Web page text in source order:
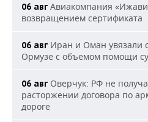
06 авг Авиакомпания
возвращением сертификата
06 авг Иран и Оман увязали
Ормузе с объемом помощи
06 авг Оверчук: РФ не
расторжении договора по
дороге